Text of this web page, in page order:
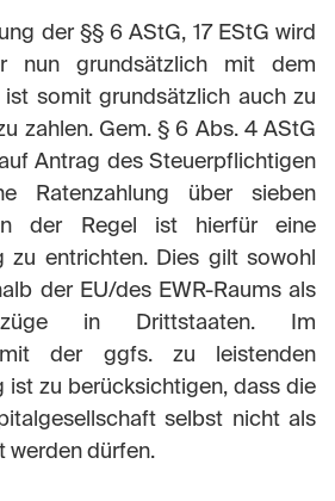
der §§ 6 AStG, 17 EStG wird
nun grundsätzlich mit dem
somit grundsätzlich auch zu
zahlen. Gem. § 6 Abs. 4 AStG
Antrag des Steuerpflichtigen
Ratenzahlung über sieben
der Regel ist hierfür eine
zu entrichten. Dies gilt sowohl
der EU/des EWR-Raums als
in Drittstaaten. Im
mit der ggfs. zu leistenden
ist zu berücksichtigen, dass die
selbst nicht als
werden dürfen.